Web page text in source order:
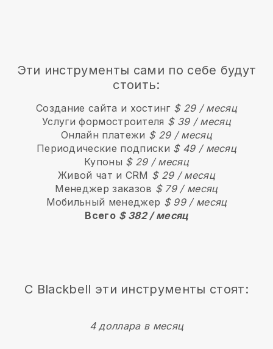
Эти инструменты сами по себе будут
стоить:
Создание сайта и хостинг $ 29 / месяц
Услуги формостроителя $ 39 / месяц
Онлайн платежи $ 29 / месяц
Периодические подписки $ 49 / месяц
Купоны $ 29 / месяц
Живой чат и CRM $ 29 / месяц
Менеджер заказов $ 79 / месяц
Мобильный менеджер $ 99 / месяц
Всего $ 382 / месяц
С Blackbell эти инструменты стоят:
4 доллара в месяц